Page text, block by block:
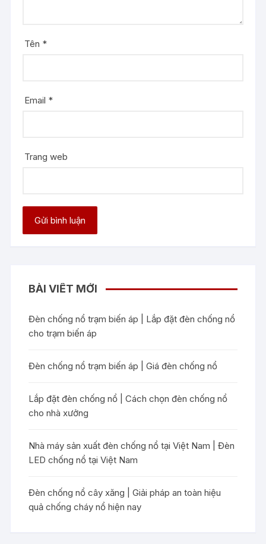
Tên *
Email *
Trang web
BÀI VIẾT MỚI
Đèn chống nổ trạm biến áp | Lắp đặt đèn chống nổ
cho trạm biến áp
Đèn chống nổ trạm biến áp | Giá đèn chống nổ
Lắp đặt đèn chống nổ | Cách chọn đèn chống nổ
cho nhà xưởng
Nhà máy sản xuất đèn chống nổ tại Việt Nam | Đèn
LED chống nổ tại Việt Nam
Đèn chống nổ cây xăng | Giải pháp an toàn hiệu
quả chống cháy nổ hiện nay